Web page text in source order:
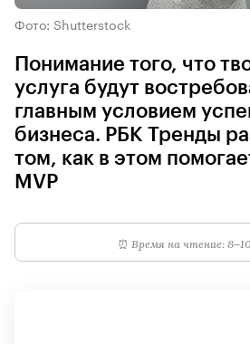
Фото: Shutterstock
Понимание того, что
услуга будут
главным условием
бизнеса. РБК Тренды
том, как в этом
MVP
⏰ Время на чтение: